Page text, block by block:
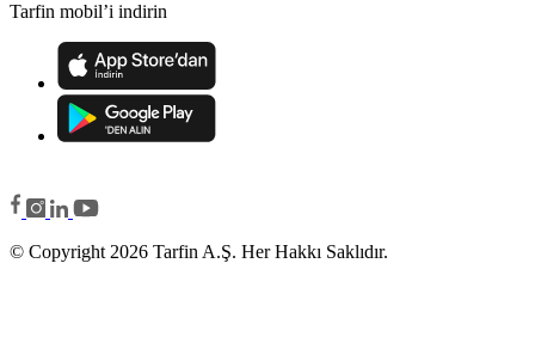
Tarfin mobil’i indirin
© Copyright 2026 Tarfin A.Ş. Her Hakkı Saklıdır.